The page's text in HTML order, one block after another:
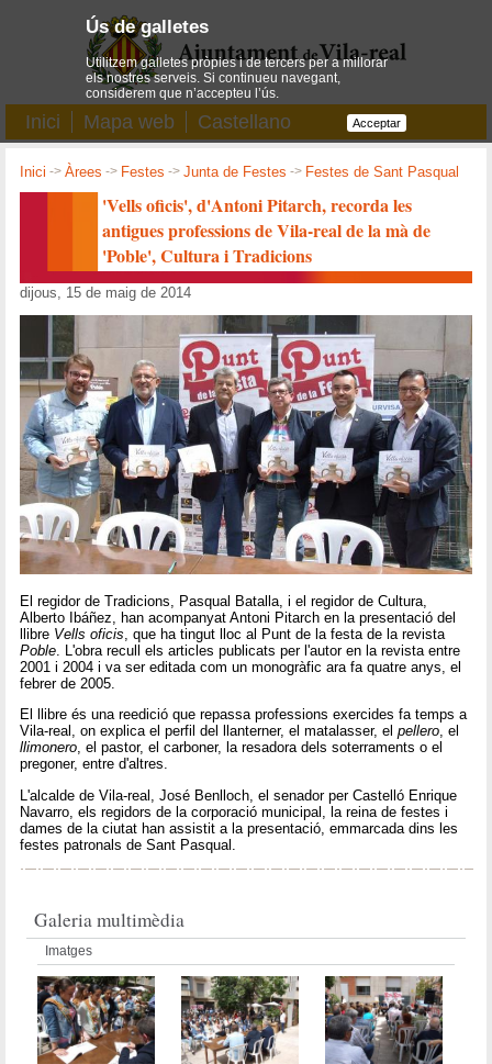
Inici Mapa web Castellano
Inici ->Àrees -> Festes ->Junta de Festes -> Festes de Sant Pasqual
'Vells oficis', d'Antoni Pitarch, recorda les
antigues professions de Vila-real de la mà de
'Poble', Cultura i Tradicions
dijous, 15 de maig de 2014
El regidor de Tradicions, Pasqual Batalla, i el regidor de Cultura,
Alberto Ibáñez, han acompanyat Antoni Pitarch en la presentació del
llibre Vells oficis , que ha tingut lloc al Punt de la festa de la revista
Poble . L'obra recull els articles publicats per l'autor en la revista entre
2001 i 2004 i va ser editada com un monogràfic ara fa quatre anys, el
febrer de 2005.
El llibre és una reedició que repassa professions exercides fa temps a
Vila-real, on explica el perfil del llanterner, el matalasser, elpellero, el
llimonero, el pastor, el carboner, la resadora dels soterraments o el
pregoner, entre d'altres.
L'alcalde de Vila-real, José Benlloch, el senador per Castelló Enrique
Navarro, els regidors de la corporació municipal, la reina de festes i
dames de la ciutat han assistit a la presentació, emmarcada dins les
festes patronals de Sant Pasqual.
Galeria multimèdia
Imatges
Ús de galletes
Utilitzem galletes pròpies i de tercers per a millorar
els nostres serveis. Si continueu navegant,
considerem que n’accepteu l’ús.
Acceptar